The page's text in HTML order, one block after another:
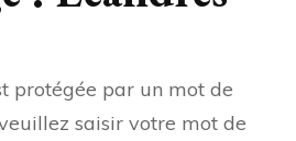
protégée par un mot de
saisir votre mot de